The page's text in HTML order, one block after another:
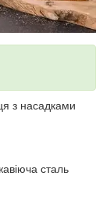
з насадками
сталь